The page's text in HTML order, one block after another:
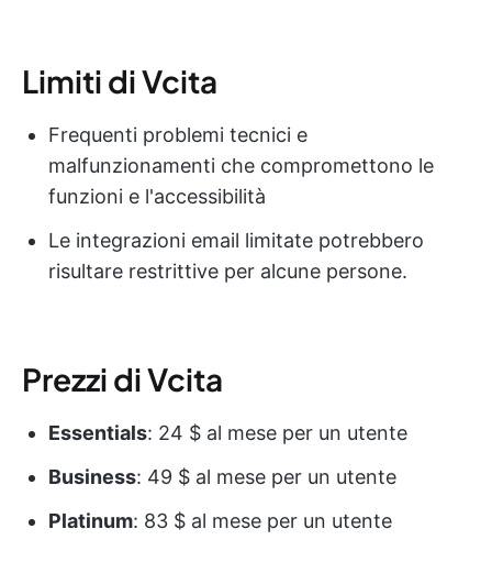
Limiti di Vcita
Frequenti problemi tecnici e
malfunzionamenti che compromettono le
funzioni e l'accessibilità
Le integrazioni email limitate potrebbero
risultare restrittive per alcune persone.
Prezzi di Vcita
Essentials: 24 $ al mese per un utente
Business: 49 $ al mese per un utente
Platinum: 83 $ al mese per un utente